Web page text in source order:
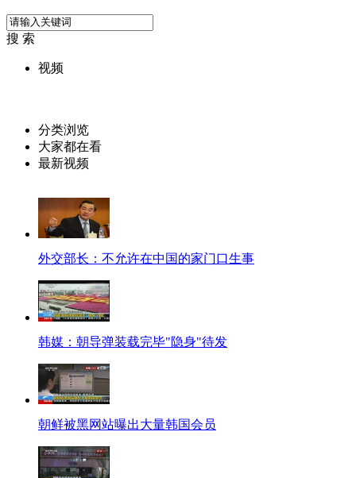
搜 索
视频
分类浏览
大家都在看
最新视频
外交部长：不允许在中国的家门口生事
韩媒：朝导弹装载完毕"隐身"待发
朝鲜被黑网站曝出大量韩国会员